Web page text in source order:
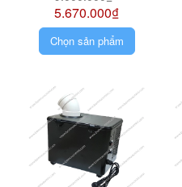
5.670.000₫
Chọn sản phẩm